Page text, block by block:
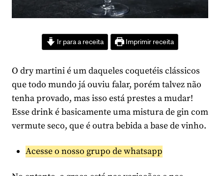
Ir para a receita Imprimir receita
O dry martini é um daqueles coquetéis clássicos
que todo mundo já ouviu falar, porém talvez não
tenha provado, mas isso está prestes a mudar!
Esse drink é basicamente uma mistura de gin com
vermute seco, que é outra bebida a base de vinho.
Acesse o nosso grupo de whatsapp